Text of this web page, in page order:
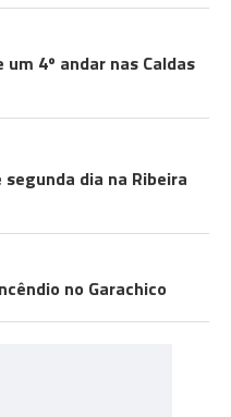
4º andar nas Caldas
dia na Ribeira
no Garachico